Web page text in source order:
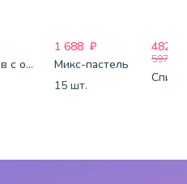
25 шаров с обработкой
1 688 ₽
Микс-пастель
15 шт.
482
597